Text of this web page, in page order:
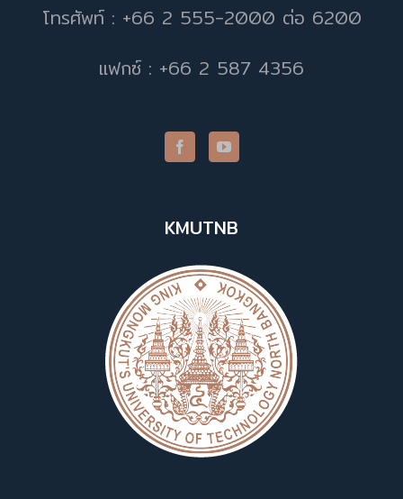
โทรศัพท์ : +66 2 555-2000 ต่อ 6200
แฟกซ์ : +66 2 587 4356
KMUTNB